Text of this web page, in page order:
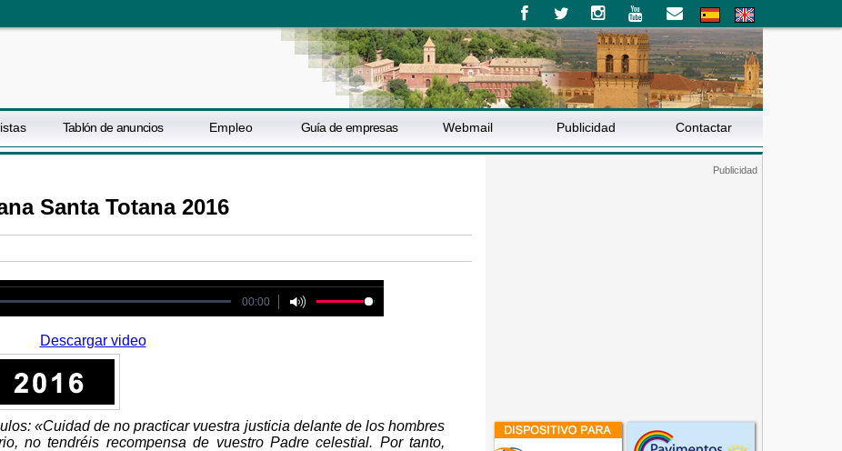
Tablón de anuncios Empleo Guía de empresas Webmail Publicidad Contactar
Santa Totana 2016
not be played 00:00
Descargar video
«Cuidad de no practicar vuestra justicia delante de los hombres
no tendréis recompensa de vuestro Padre celestial. Por tanto,